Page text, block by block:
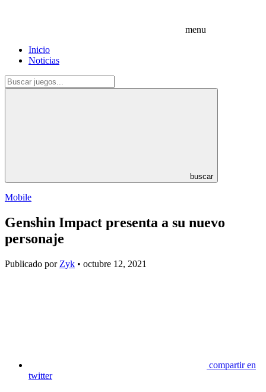
menu
Inicio
Noticias
buscar
Mobile
Genshin Impact presenta a su nuevo
personaje
Publicado por Zyk • octubre 12, 2021
compartir en
twitter